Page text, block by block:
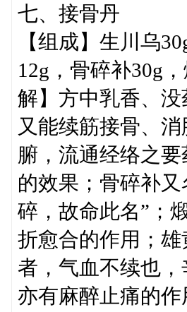
七、接骨丹
【组成】生川乌
12g，骨碎补30g
解】方中乳香、
又能续筋接骨、
腑，流通经络之
的效果；骨碎补
碎，故命此名”；
折愈合的作用；
者，气血不续也
亦有麻醉止痛的